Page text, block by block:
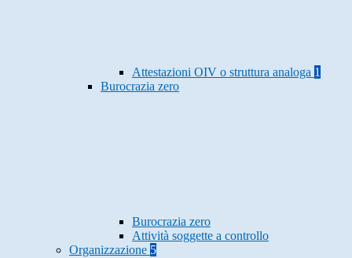
Attestazioni OIV o struttura analoga 1
Burocrazia zero
Burocrazia zero
Attività soggette a controllo
Organizzazione 5